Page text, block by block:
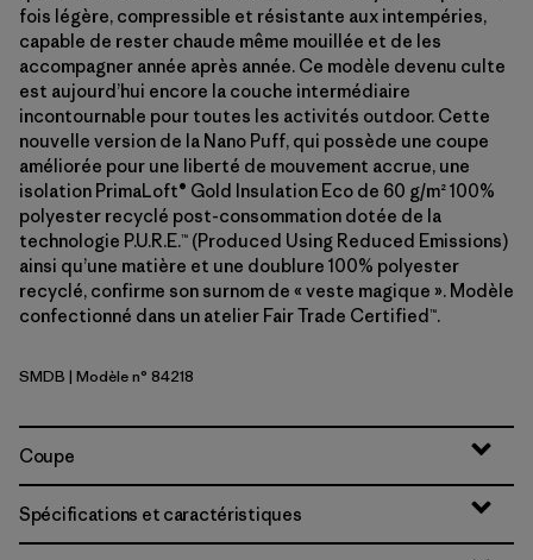
fois légère, compressible et résistante aux intempéries,
capable de rester chaude même mouillée et de les
accompagner année après année. Ce modèle devenu culte
est aujourd’hui encore la couche intermédiaire
incontournable pour toutes les activités outdoor. Cette
nouvelle version de la Nano Puff, qui possède une coupe
améliorée pour une liberté de mouvement accrue, une
isolation PrimaLoft® Gold Insulation Eco de 60 g/m² 100%
polyester recyclé post-consommation dotée de la
technologie P.U.R.E.™ (Produced Using Reduced Emissions)
ainsi qu’une matière et une doublure 100% polyester
recyclé, confirme son surnom de « veste magique ». Modèle
confectionné dans un atelier Fair Trade Certified™.
Smolder Blue
SMDB | Modèle n° 84218
Coupe
Spécifications et caractéristiques